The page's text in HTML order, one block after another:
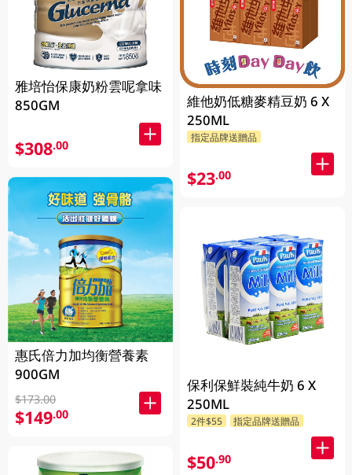
雅培怡保康奶粉雲呢拿味
850GM
$308.00
惠氏倍力加均衡營養素
900GM
$173.00
$149.00
維他奶低糖麥精豆奶 6 X
250ML
指定品牌送贈品
$23.00
保利保鮮裝純牛奶 6 X
250ML
2件$55 指定品牌送贈品
$50.90